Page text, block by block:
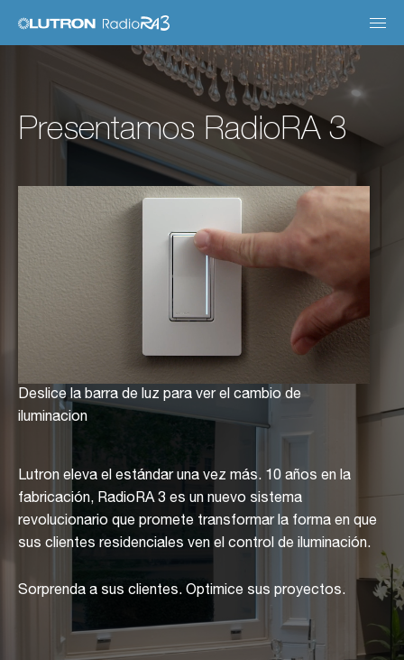
Main
Presentamos RadioRA 3
Deslice la barra de luz para ver el cambio de
iluminacion
Lutron eleva el estándar una vez más. 10 años en la
fabricación, RadioRA 3 es un nuevo sistema
revolucionario que promete transformar la forma en que
sus clientes residenciales ven el control de iluminación.
Sorprenda a sus clientes. Optimice sus proyectos.